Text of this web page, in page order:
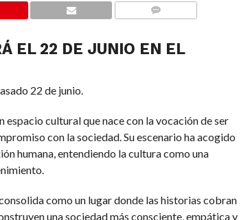
EL 22 DE JUNIO EN EL
22 de junio.
espacio cultural que nace con la vocación de ser
con la sociedad. Su escenario ha acogido
humana, entendiendo la cultura como una
como un lugar donde las historias cobran
una sociedad más consciente, empática y